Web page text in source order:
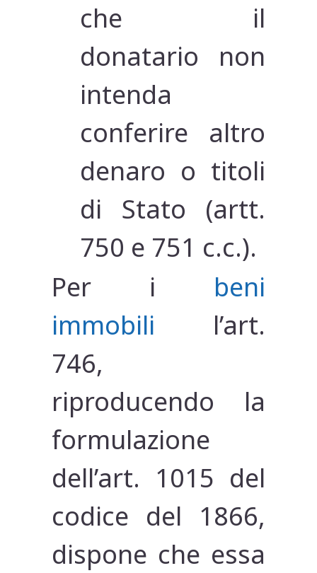
che il
donatario non
intenda
conferire altro
denaro o titoli
di Stato (artt.
750 e 751 c.c.).
Per i beni
immobili l’art.
746,
riproducendo la
formulazione
dell’art. 1015 del
codice del 1866,
dispone che essa